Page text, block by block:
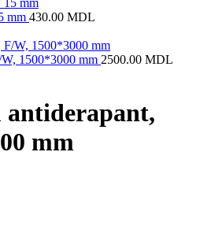
mm 430.00 MDL
1500*3000 mm 2500.00 MDL
antiderapant,
mm